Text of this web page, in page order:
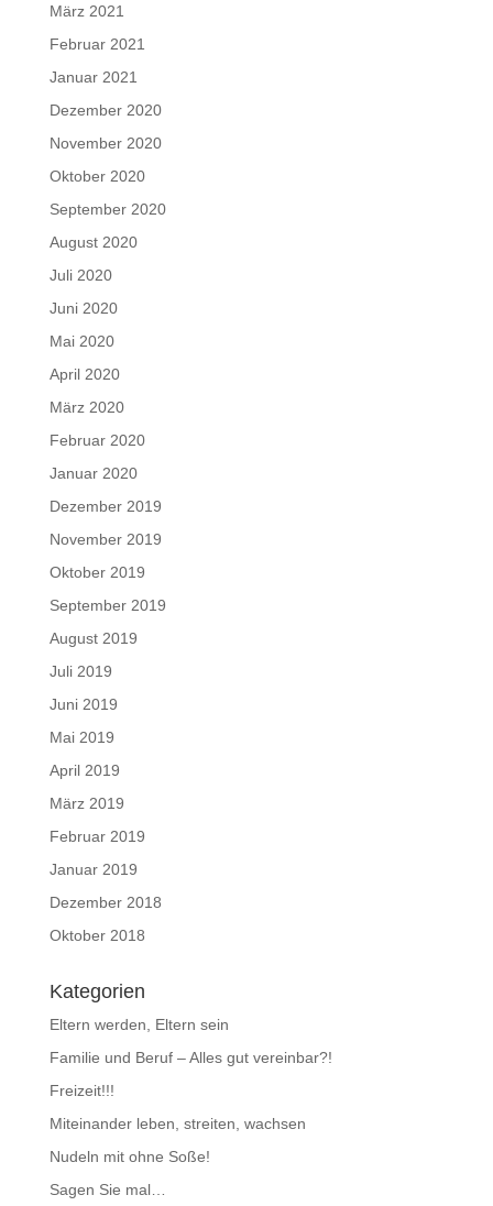
März 2021
Februar 2021
Januar 2021
Dezember 2020
November 2020
Oktober 2020
September 2020
August 2020
Juli 2020
Juni 2020
Mai 2020
April 2020
März 2020
Februar 2020
Januar 2020
Dezember 2019
November 2019
Oktober 2019
September 2019
August 2019
Juli 2019
Juni 2019
Mai 2019
April 2019
März 2019
Februar 2019
Januar 2019
Dezember 2018
Oktober 2018
Kategorien
Eltern werden, Eltern sein
Familie und Beruf – Alles gut vereinbar?!
Freizeit!!!
Miteinander leben, streiten, wachsen
Nudeln mit ohne Soße!
Sagen Sie mal…